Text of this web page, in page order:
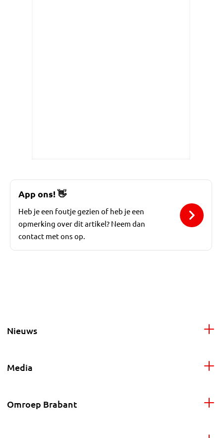
App ons!👋
Heb je een foutje gezien of heb je een
opmerking over dit artikel? Neem dan
contact met ons op.
Nieuws
Media
Omroep Brabant